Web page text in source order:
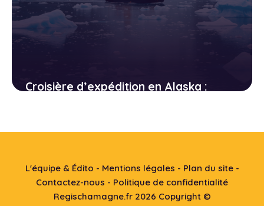
Croisière d’expédition en Alaska :
L'équipe & Édito - Mentions légales - Plan du site-
Contactez-nous - Politique de confidentialité
Regischamagne.fr 2026 Copyright ©